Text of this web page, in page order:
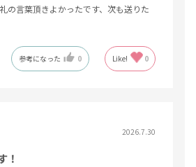
の言葉頂きよかったです、次も送りた
参考になった 0 Like! 0
2026.7.30
！